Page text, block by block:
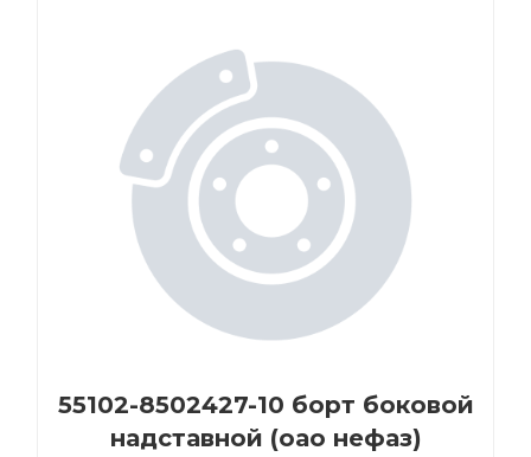
55102-8502427-10 борт боковой
надставной (оао нефаз)